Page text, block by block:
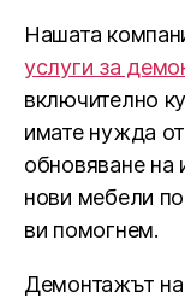
Нашата
услуги за
включително
имате нужда
обновяване на
нови мебели
ви помогнем.
Демонтажът